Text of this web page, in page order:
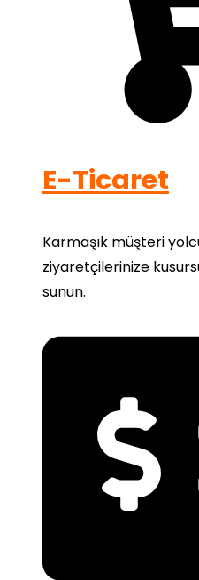
E-Ticaret
Karmaşık müşteri
ziyaretçilerinize
sunun.